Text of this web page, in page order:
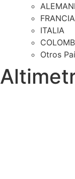
FRANCIA
ITALIA
Otros